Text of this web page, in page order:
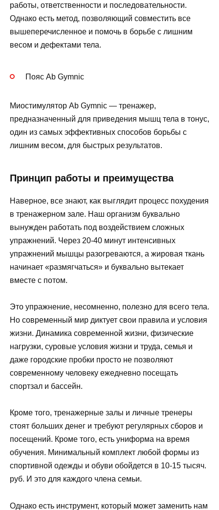
работы, ответственности и последовательности.
Однако есть метод, позволяющий совместить все
вышеперечисленное и помочь в борьбе с лишним
весом и дефектами тела.
Пояс Ab Gymnic
Миостимулятор Ab Gymnic — тренажер,
предназначенный для приведения мышц тела в тонус,
один из самых эффективных способов борьбы с
лишним весом, для быстрых результатов.
Принцип работы и преимущества
Наверное, все знают, как выглядит процесс похудения
в тренажерном зале. Наш организм буквально
вынужден работать под воздействием сложных
упражнений. Через 20-40 минут интенсивных
упражнений мышцы разогреваются, а жировая ткань
начинает «размягчаться» и буквально вытекает
вместе с потом.
Это упражнение, несомненно, полезно для всего тела.
Но современный мир диктует свои правила и условия
жизни. Динамика современной жизни, физические
нагрузки, суровые условия жизни и труда, семья и
даже городские пробки просто не позволяют
современному человеку ежедневно посещать
спортзал и бассейн.
Кроме того, тренажерные залы и личные тренеры
стоят больших денег и требуют регулярных сборов и
посещений. Кроме того, есть униформа на время
обучения. Минимальный комплект любой формы из
спортивной одежды и обуви обойдется в 10-15 тысяч.
руб. И это для каждого члена семьи.
Однако есть инструмент, который может заменить нам